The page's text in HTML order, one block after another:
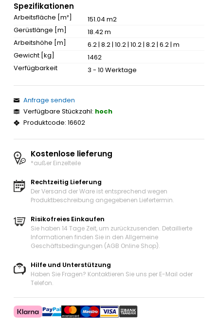
Spezifikationen
Arbeitsfläche [m²]
151.04 m2
Gerüstlänge [m]
18.42 m
Arbeitshöhe [m]
6.2 | 8.2 | 10.2 | 10.2 | 8.2 | 6.2 | m
Gewicht [kg]
1462
Verfügbarkeit
3 - 10 Werktage
Anfrage senden
Verfügbare Stückzahl: hoch
Produktcode: 16602
Kostenlose lieferung
*außer Einzelteile
Rechtzeitig Lieferung
Der Versand der Ware ist entsprechend wegen
Produktbeschreibung angegebenen Liefertermin.
Risikofreies Einkaufen
Sie haben 14 Tage Zeit, um zurückzusenden. Detaillierte
Informationen finden Sie in den Allgemeine
Geschäftsbedingungen (AGB Online Shop).
Hilfe und Unterstützung
Haben Sie Fragen? Kontaktieren Sie uns per E-Mail oder
Telefon.